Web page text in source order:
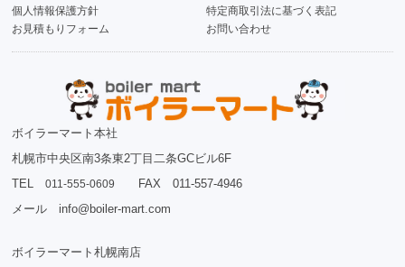
個人情報保護方針
特定商取引法に基づく表記
お見積もりフォーム
お問い合わせ
ボイラーマート本社
札幌市中央区南3条東2丁目二条GCビル6F
TEL011-555-0609
FAX 011-557-4946
メール info@boiler-mart.com
ボイラーマート札幌南店